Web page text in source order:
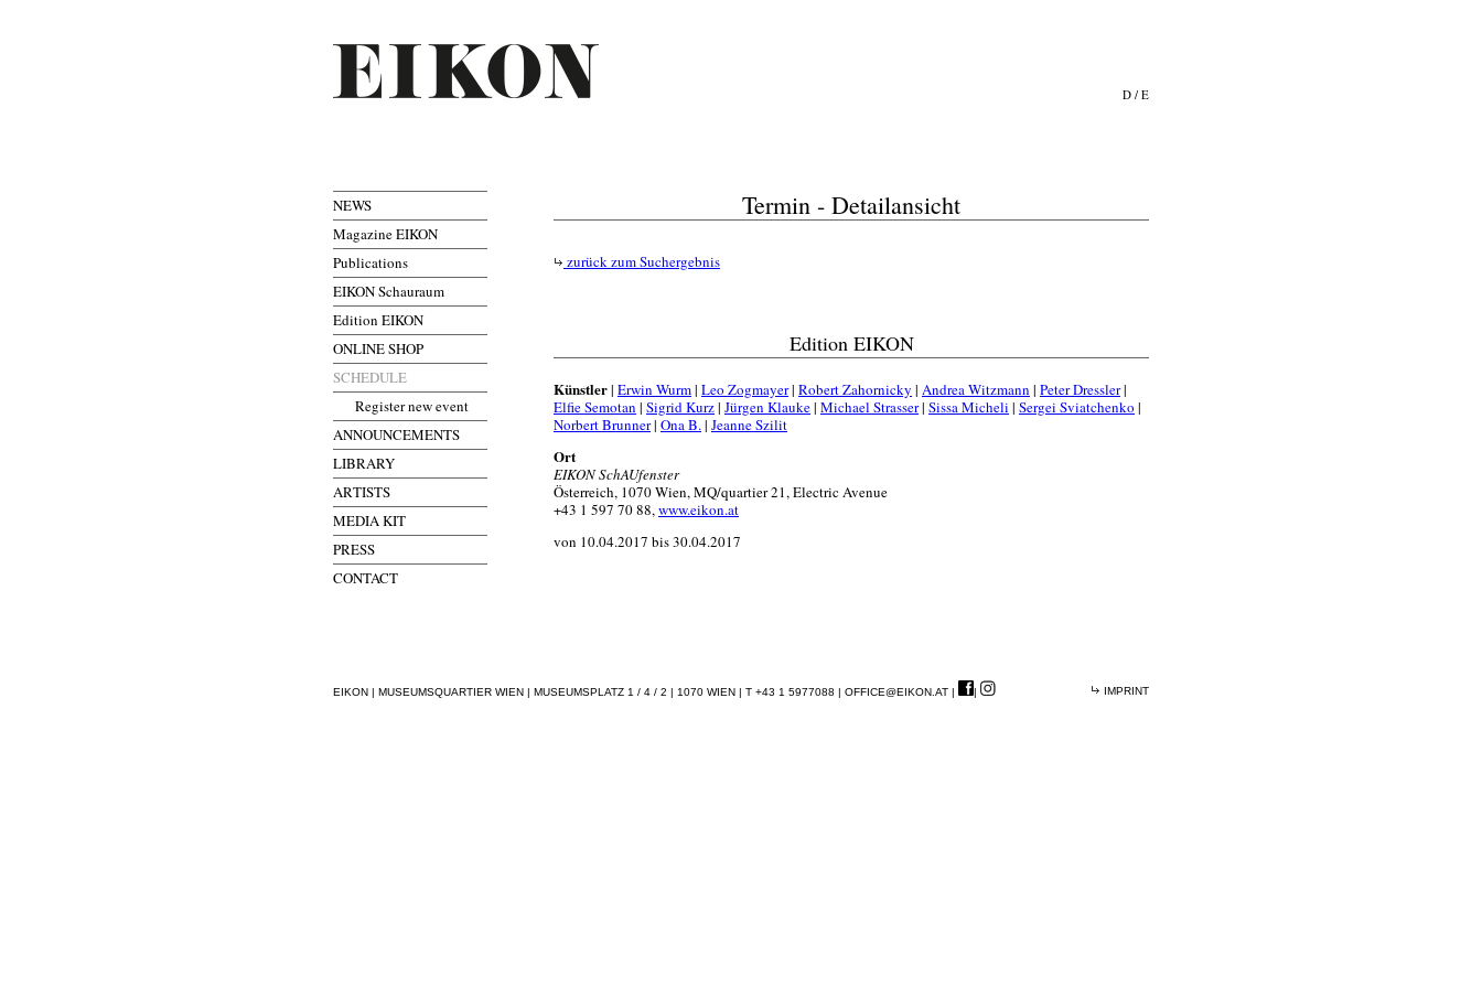
D / E
NEWS
Magazine EIKON
Publications
EIKON Schauraum
Edition EIKON
ONLINE SHOP
SCHEDULE
Register new event
ANNOUNCEMENTS
LIBRARY
ARTISTS
MEDIA KIT
PRESS
CONTACT
Termin - Detailansicht
zurück zum Suchergebnis
Edition EIKON
Künstler| Erwin Wurm| Leo Zogmayer| Robert Zahornicky | Andrea Witzmann | Peter Dressler|
Elfie Semotan | Sigrid Kurz| Jürgen Klauke| Michael Strasser| Sissa Micheli | Sergei Sviatchenko |
Norbert Brunner| Ona B.| Jeanne Szilit
Ort
EIKON SchAUfenster
Österreich, 1070 Wien, MQ/quartier 21, Electric Avenue
+43 1 597 70 88,www.eikon.at
von 10.04.2017 bis 30.04.2017
EIKON | MUSEUMSQUARTIER WIEN | MUSEUMSPLATZ 1 / 4 / 2 | 1070 WIEN | T +43 1 5977088 | OFFICE@EIKON.AT | | IMPRINT